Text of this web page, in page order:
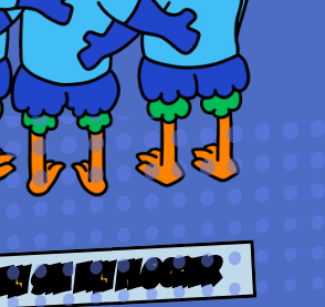
Sie ein Flocker